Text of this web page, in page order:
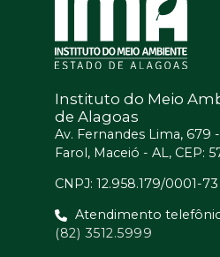
Instituto do Meio
de Alagoas
Av. Fernandes Lima, 679 -
Farol, Maceió - AL, CEP:
CNPJ: 12.958.179/0001-73
Atendimento
(82) 3512.5999